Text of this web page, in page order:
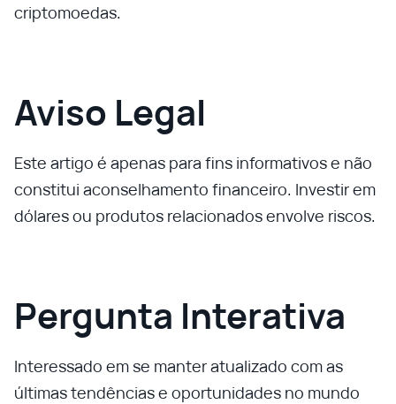
criptomoedas.
Aviso Legal
Este artigo é apenas para fins informativos e não
constitui aconselhamento financeiro. Investir em
dólares ou produtos relacionados envolve riscos.
Pergunta Interativa
Interessado em se manter atualizado com as
últimas tendências e oportunidades no mundo